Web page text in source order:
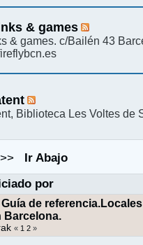
& games
& games. c/Bailén 43
Biblioteca Les Voltes de
>>
Ir Abajo
por
de
Barcelona.
« 1 2 »